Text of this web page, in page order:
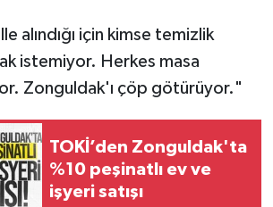
alındığı için kimse temizlik
istemiyor. Herkes masa
Zonguldak'ı çöp götürüyor."
TOKİ’den Zonguldak'ta
%10 peşinatlı ev ve
işyeri satışı